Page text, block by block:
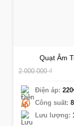
Quạt Âm
2.000.000₫
Điện áp:
Công suất:
Lưu lượng: